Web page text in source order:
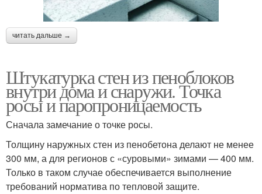
читать дальше →
Штукатурка стен из пеноблоков
внутри дома и снаружи. Точка
росы и паропроницаемость
Сначала замечание о точке росы.
Толщину наружных стен из пенобетона делают не менее
300 мм, а для регионов с «суровыми» зимами — 400 мм.
Только в таком случае обеспечивается выполнение
требований норматива по тепловой защите.